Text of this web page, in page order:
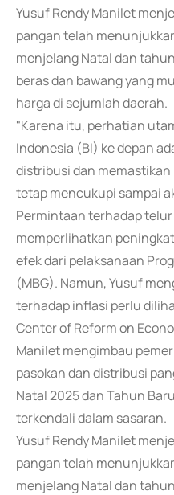
Yusuf Rendy Manilet
pangan telah
menjelang Natal dan
beras dan bawang yang
harga di sejumlah daerah.
"Karena itu, perhatian
Indonesia (BI) ke depan
distribusi dan
tetap mencukupi sampai
Permintaan terhadap
memperlihatkan
efek dari pelaksanaan
(MBG). Namun, Yusuf
terhadap inflasi perlu
Center of Reform on
Manilet mengimbau
pasokan dan distribusi
Natal 2025 dan Tahun
terkendali dalam sasaran.
Yusuf Rendy Manilet
pangan telah
menjelang Natal dan